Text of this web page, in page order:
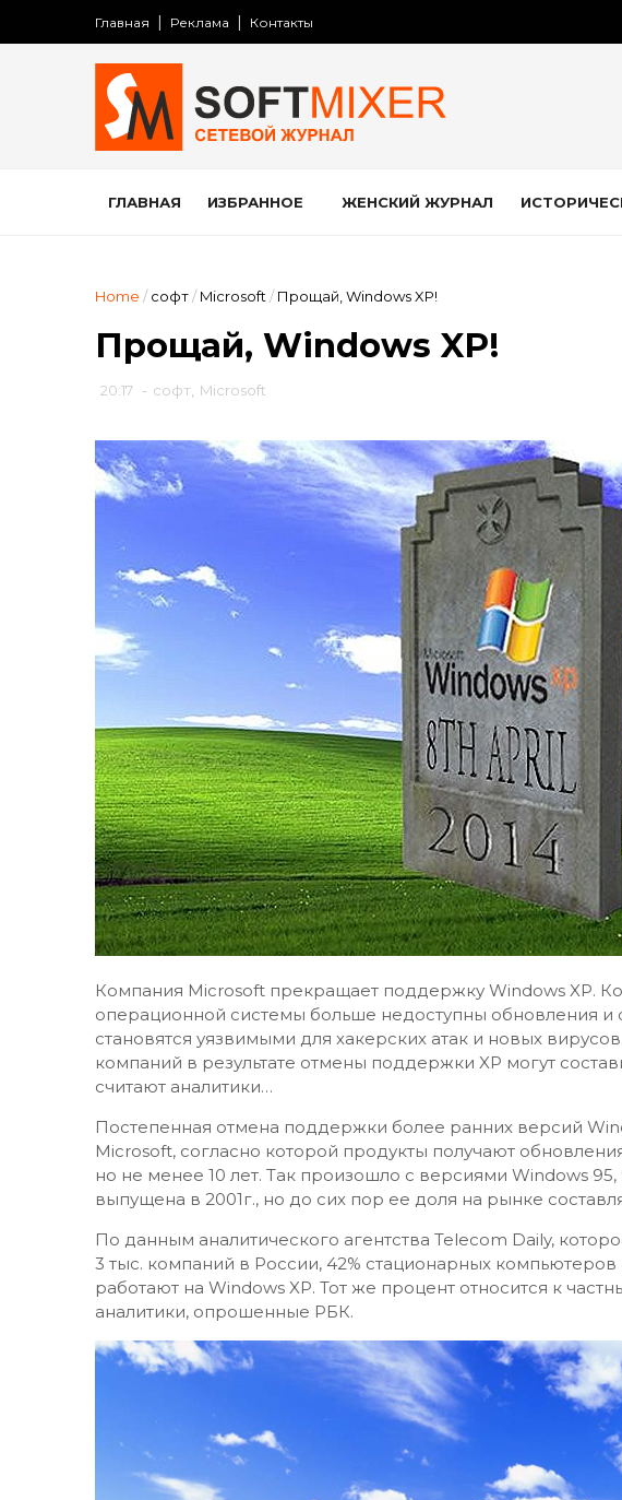
Главная Реклама Контакты
ГЛАВНАЯ ИЗБРАННОЕ ЖЕНСКИЙ ЖУРНАЛ
Home / софт/ Microsoft / Прощай, Windows XP!
Прощай, Windows XP!
20:17 - софт Microsoft
Компания Microsoft прекращает поддержку Windows XP.
операционной системы больше недоступны обновления и
становятся уязвимыми для хакерских атак и новых
компаний в результате отмены поддержки XP могут
считают аналитики…
Постепенная отмена поддержки более ранних версий
Microsoft, согласно которой продукты получают
но не менее 10 лет. Так произошло с версиями Windows
выпущена в 2001г., но до сих пор ее доля на рынке
По данным аналитического агентства Telecom Daily,
3 тыс. компаний в России, 42% стационарных
работают на Windows XP. Тот же процент относится к
аналитики, опрошенные РБК.